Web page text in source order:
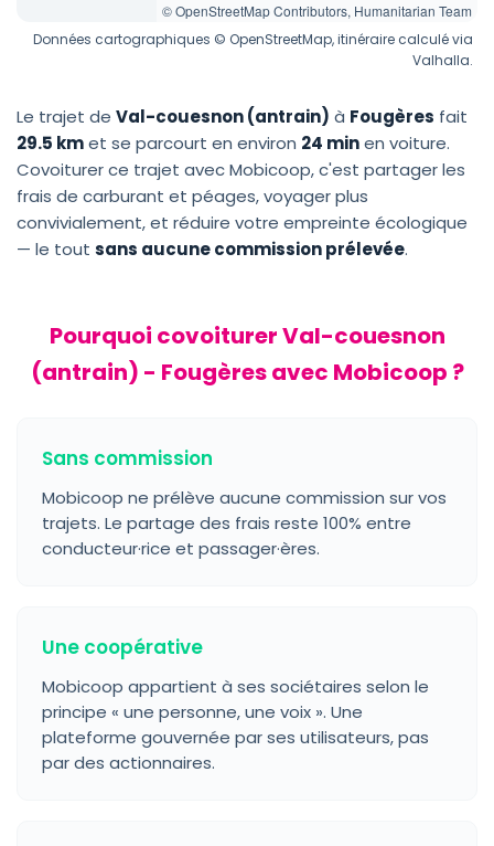
© OpenStreetMap Contributors, Humanitarian Team
Données cartographiques © OpenStreetMap, itinéraire calculé via
Valhalla.
Le trajet de Val-couesnon (antrain) à Fougères fait
29.5 kmet se parcourt en environ 24 minen voiture.
Covoiturer ce trajet avec Mobicoop, c'est partager les
frais de carburant et péages, voyager plus
convivialement, et réduire votre empreinte écologique
— le tout sans aucune commission prélevée.
Pourquoi covoiturer Val-couesnon
(antrain) - Fougères avec Mobicoop ?
Sans commission
Mobicoop ne prélève aucune commission sur vos
trajets. Le partage des frais reste 100% entre
conducteur·rice et passager·ères.
Une coopérative
Mobicoop appartient à ses sociétaires selon le
principe « une personne, une voix ». Une
plateforme gouvernée par ses utilisateurs, pas
par des actionnaires.